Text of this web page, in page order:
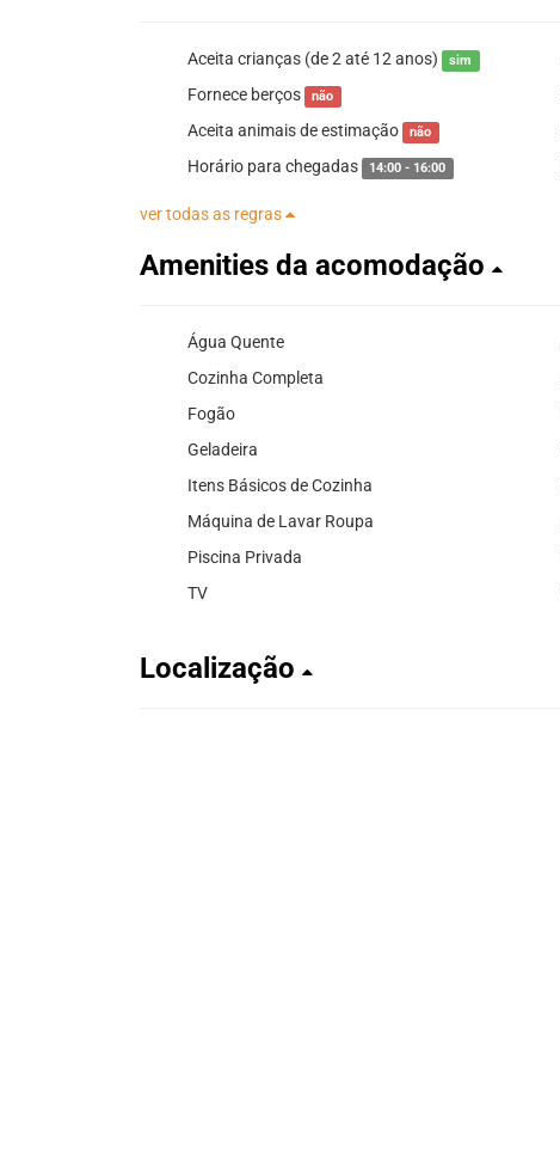
Aceita crianças (de 2 até 12 anos) sim
Fornece berços não
Aceita animais de estimação não
Horário para chegadas 14:00 - 16:00
ver todas as regras
Amenities da acomodação
Água Quente
Cozinha Completa
Fogão
Geladeira
Itens Básicos de Cozinha
Máquina de Lavar Roupa
Piscina Privada
TV
Localização